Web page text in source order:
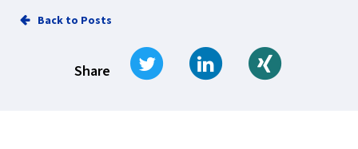
Back to Posts
Share
Tweet Share on LinkedIn